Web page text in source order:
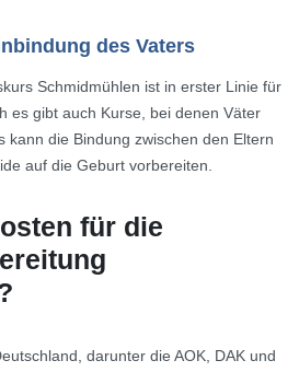
des Vaters
Schmidmühlen ist in erster Linie für
es gibt auch Kurse, bei denen Väter
kann die Bindung zwischen den Eltern
auf die Geburt vorbereiten.
für die
darunter die AOK, DAK und